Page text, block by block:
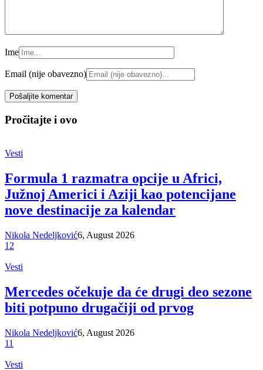
Ime
Email (nije obavezno)
Pročitajte i ovo
Vesti
Formula 1 razmatra opcije u Africi,
Južnoj Americi i Aziji kao potencijane
nove destinacije za kalendar
Nikola Nedeljković6, August 2026
12
Vesti
Mercedes očekuje da će drugi deo sezone
biti potpuno drugačiji od prvog
Nikola Nedeljković6, August 2026
11
Vesti